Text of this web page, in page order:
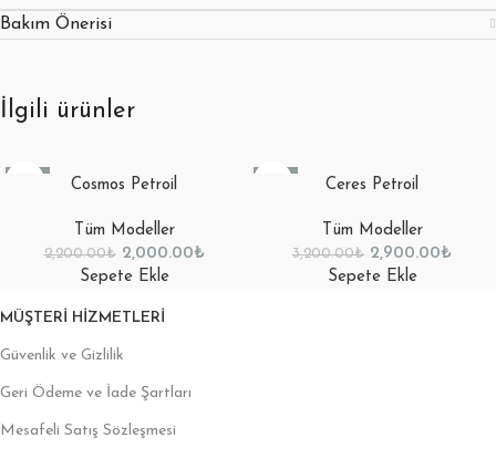
Bakım Önerisi
İlgili ürünler
Cosmos Petroil
Tüm Modeller
2,200.00₺ 2,000.00₺
Sepete Ekle
Ceres Petroil
Tüm Modeller
3,200.00₺ 2,900.00₺
Sepete Ekle
MÜŞTERI HIZMETLERI
Güvenlik ve Gizlilik
Geri Ödeme ve İade Şartları
Mesafeli Satış Sözleşmesi